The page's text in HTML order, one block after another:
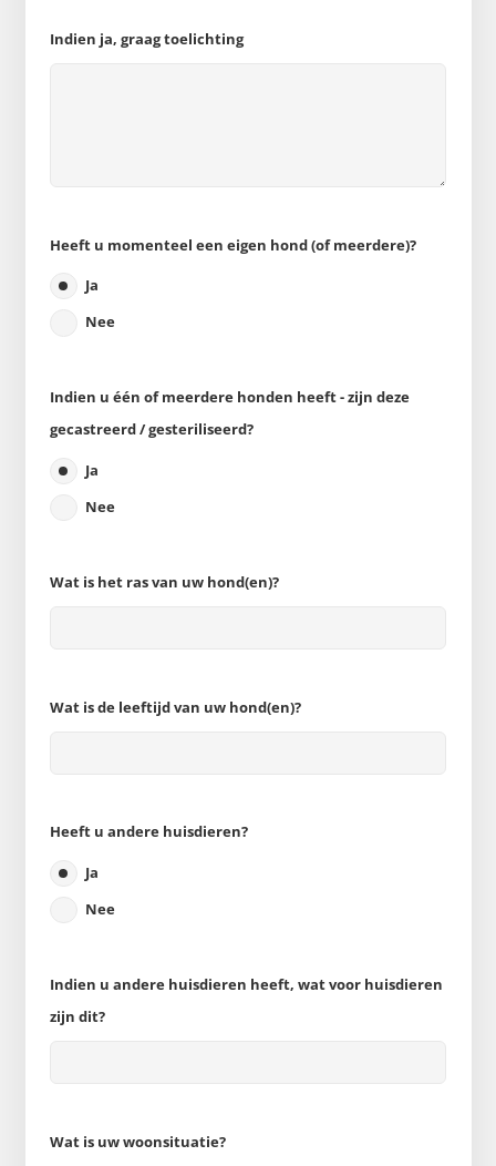
Indien ja, graag toelichting
Heeft u momenteel een eigen hond (of meerdere)?
Ja
Nee
Indien u één of meerdere honden heeft - zijn deze
gecastreerd / gesteriliseerd?
Ja
Nee
Wat is het ras van uw hond(en)?
Wat is de leeftijd van uw hond(en)?
Heeft u andere huisdieren?
Ja
Nee
Indien u andere huisdieren heeft, wat voor huisdieren
zijn dit?
Wat is uw woonsituatie?